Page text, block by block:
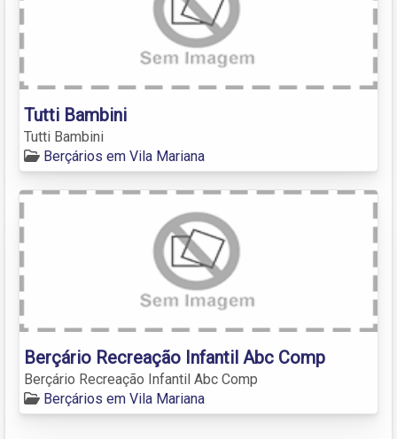
Tutti Bambini
Tutti Bambini
Berçários em Vila Mariana
Berçário Recreação Infantil Abc Comp
Berçário Recreação Infantil Abc Comp
Berçários em Vila Mariana